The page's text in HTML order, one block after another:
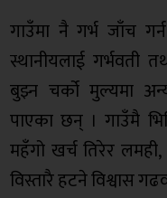
गाउँमा नै गर्भ जाँच
स्थानीयलाई गर्भवती
बुझ्न चर्को मुल्यमा
पाएका छन् । गाउँमै
महँगो खर्च तिरेर
विस्तारै हटने विश्वास